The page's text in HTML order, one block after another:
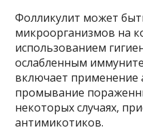
Фолликулит может
микроорганизмов на
использованием
ослабленным
включает применение
промывание
некоторых случаях,
антимикотиков.